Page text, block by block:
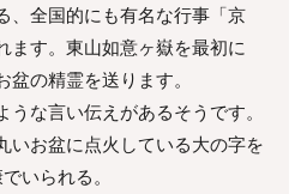
、全国的にも有名な行事「京
す。東山如意ヶ嶽を最初に
盆の精霊を送ります。
うな言い伝えがあるそうです。
いお盆に点火している大の字を
いられる。